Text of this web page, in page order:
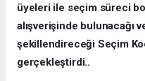
üyeleri ile seçim süreci
alışverişinde bulunacağı
şekillendireceği Seçim
gerçekleştirdi..